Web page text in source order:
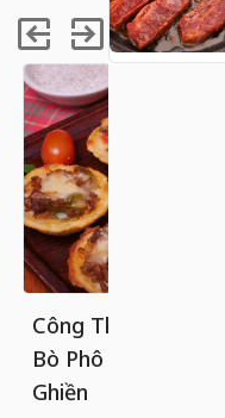
Công Thức Bánh
Bò Phô Mai Béo
Ghiền